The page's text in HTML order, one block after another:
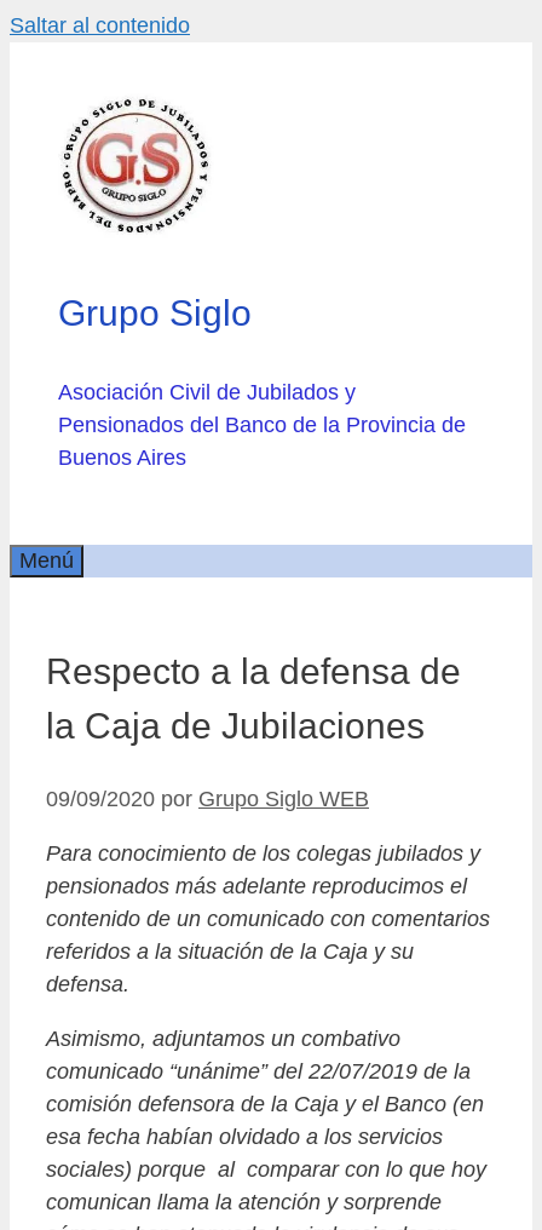
Saltar al contenido
Grupo Siglo
Asociación Civil de Jubilados y
Pensionados del Banco de la Provincia de
Buenos Aires
Menú
Respecto a la defensa de
la Caja de Jubilaciones
09/09/2020 por Grupo Siglo WEB
Para conocimiento de los colegas jubilados y
pensionados más adelante reproducimos el
contenido de un comunicado con comentarios
referidos a la situación de la Caja y su
defensa.
Asimismo, adjuntamos un combativo
comunicado “unánime” del 22/07/2019 de la
comisión defensora de la Caja y el Banco (en
esa fecha habían olvidado a los servicios
sociales) porque al comparar con lo que hoy
comunican llama la atención y sorprende